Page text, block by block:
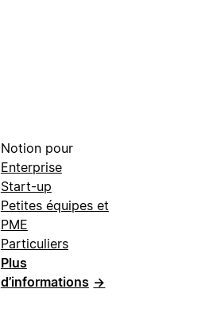
Notion pour
Enterprise
Start-up
Petites équipes et
PME
Particuliers
Plus
d’informations →